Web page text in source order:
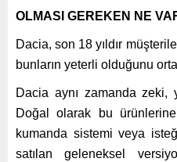
OLMASI GEREKEN NE
Dacia, son 18 yıldır
bunların yeterli olduğunu
Dacia aynı zamanda zeki,
Doğal olarak bu
kumanda sistemi veya
satılan geleneksel